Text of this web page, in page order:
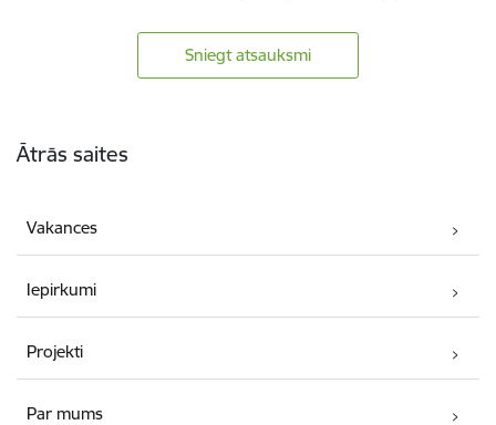
Sniegt atsauksmi
Ātrās saites
Vakances
Iepirkumi
Projekti
Par mums